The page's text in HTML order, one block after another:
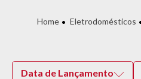
Eletrodomésticos
Data de Lançamento